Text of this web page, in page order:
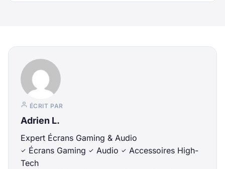
ÉCRIT PAR
Adrien L.
Expert Écrans Gaming & Audio
Écrans Gaming
Audio
Accessoires High-
Tech